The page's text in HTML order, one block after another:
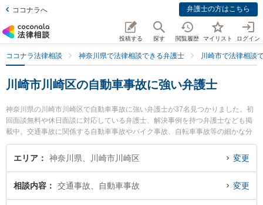
ココナラへ 弁護士の方はこちら
投稿する 探す 閲覧履歴 マイリスト ログイン
ココナラ法律相談 神奈川県で法律相談できる弁護士 川崎市で法律相談
川崎市川崎区の自動車事故に強い弁護士
神奈川県の川崎市川崎区で自動車事故に強い弁護士が37名見つかりました。初
回面談無料や休日面談に対応している弁護士、解決事例を持つ弁護士なども掲
載中。交通事故に関係する自動車事故やバイク事故、自転車事故等の細かな分
野での絞り込み検索もでき便利です。特に弁護士法人心 川崎法律事務所の秋葉
俊孝弁護士や川崎パシフィック法律事務所の髙倉 久弥弁護士、ベリーベスト法
故のトラブルを今すぐに弁護士に相談したい』『自動車事故のトラブル解決の
実績豊富な近くの弁護士を検索したい』『初回相談無料で自動車事故を法律相
エリア 神奈川県、川崎市川崎区 変更
相談内容 交通事故、自動車事故 変更